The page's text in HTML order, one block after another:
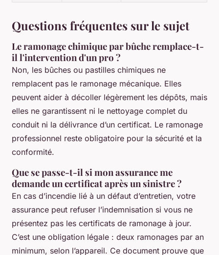
Questions fréquentes sur le sujet
Le ramonage chimique par bûche remplace-t-
il l'intervention d'un pro ?
Non, les bûches ou pastilles chimiques ne
remplacent pas le ramonage mécanique. Elles
peuvent aider à décoller légèrement les dépôts, mais
elles ne garantissent ni le nettoyage complet du
conduit ni la délivrance d’un certificat. Le ramonage
professionnel reste obligatoire pour la sécurité et la
conformité.
Que se passe-t-il si mon assurance me
demande un certificat après un sinistre ?
En cas d’incendie lié à un défaut d’entretien, votre
assurance peut refuser l’indemnisation si vous ne
présentez pas les certificats de ramonage à jour.
C’est une obligation légale : deux ramonages par an
minimum, selon l’appareil. Ce document prouve que